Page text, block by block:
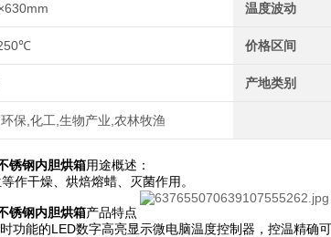
温度波动
价格区间
产地类别
保,化工,生物产业,农林牧渔
锈钢内胆烘箱用途概述：
作干燥、烘焙熔蜡、灭菌作用。
锈钢内胆烘箱产品特点
功能的LED数字高亮显示微电脑温度控制器，控温精确可